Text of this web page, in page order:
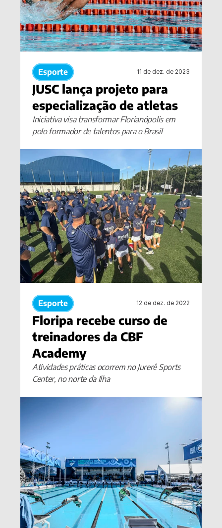
Esporte 11 de dez. de 2023
JUSC lança projeto para
especialização de atletas
Iniciativa visa transformar Florianópolis em
polo formador de talentos para o Brasil
Esporte 12 de dez. de 2022
Floripa recebe curso de
treinadores da CBF
Academy
Atividades práticas ocorrem no Jurerê Sports
Center, no norte da Ilha